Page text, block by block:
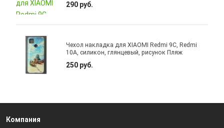
290 руб.
Чехол накладка для XIAOMI Redmi 9C, Redmi
10A, силикон, глянцевый, рисунок Пляж
250 руб.
Компания